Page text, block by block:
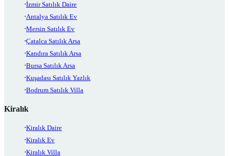
İzmir Satılık Daire
Antalya Satılık Ev
Mersin Satılık Ev
Çatalca Satılık Arsa
Kandıra Satılık Arsa
Bursa Satılık Arsa
Kuşadası Satılık Yazlık
Bodrum Satılık Villa
Kiralık
Kiralık Daire
Kiralık Ev
Kiralık Villa